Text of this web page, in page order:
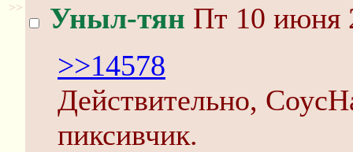
>> Уныл-тян Пт 10 июня
>>14578
Действительно,
пиксивчик.